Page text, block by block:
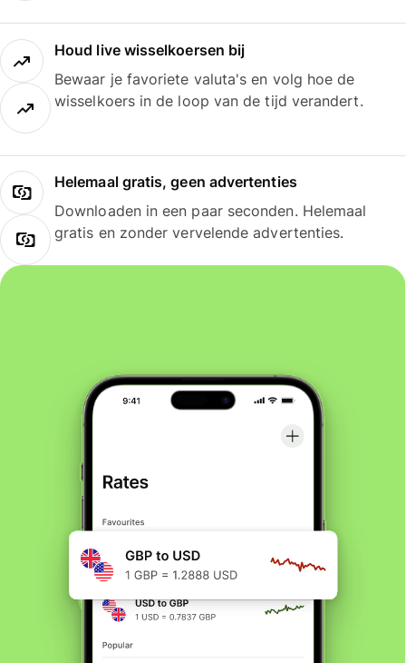
Houd live wisselkoersen bij
Bewaar je favoriete valuta's en volg hoe de
wisselkoers in de loop van de tijd verandert.
Helemaal gratis, geen advertenties
Downloaden in een paar seconden. Helemaal
gratis en zonder vervelende advertenties.